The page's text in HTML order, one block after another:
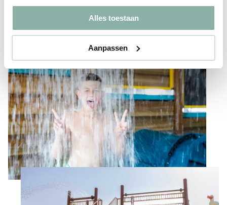
Alles toestaan
Aanpassen
Vakantie boeken